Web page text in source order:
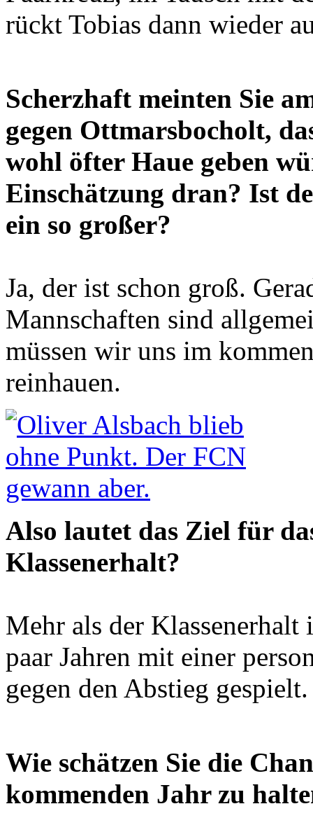
rückt Tobias dann wieder
Scherzhaft meinten Sie
gegen Ottmarsbocholt,
wohl öfter Haue geben
Einschätzung dran? Ist
ein so großer?
Ja, der ist schon groß.
Mannschaften sind
müssen wir uns im
reinhauen.
Also lautet das Ziel für
Klassenerhalt?
Mehr als der
paar Jahren mit einer
gegen den Abstieg gespielt.
Wie schätzen Sie die
kommenden Jahr zu